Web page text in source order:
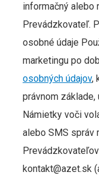
informačný alebo
Prevádzkovateľ.
osobné údaje
marketingu po
osobných údajov,
právnom základe,
Námietky voči
alebo SMS správ
kontakt@azet.sk